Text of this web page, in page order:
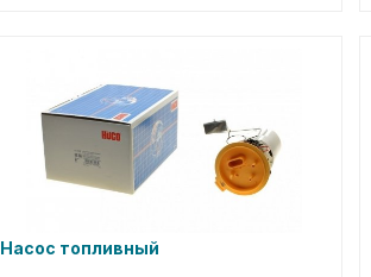
Насос топливный